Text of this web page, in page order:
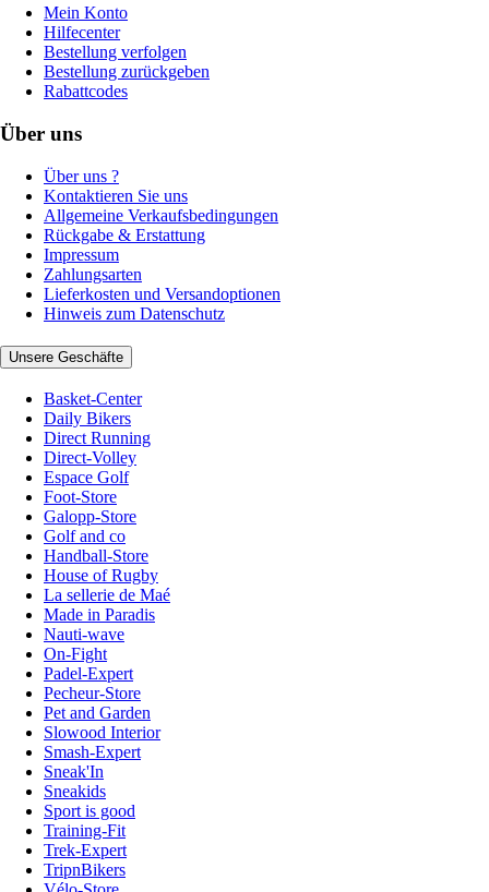
Mein Konto
Hilfecenter
Bestellung verfolgen
Bestellung zurückgeben
Rabattcodes
Über uns
Über uns ?
Kontaktieren Sie uns
Allgemeine Verkaufsbedingungen
Rückgabe & Erstattung
Impressum
Zahlungsarten
Lieferkosten und Versandoptionen
Hinweis zum Datenschutz
Unsere Geschäfte
Basket-Center
Daily Bikers
Direct Running
Direct-Volley
Espace Golf
Foot-Store
Galopp-Store
Golf and co
Handball-Store
House of Rugby
La sellerie de Maé
Made in Paradis
Nauti-wave
On-Fight
Padel-Expert
Pecheur-Store
Pet and Garden
Slowood Interior
Smash-Expert
Sneak'In
Sneakids
Sport is good
Training-Fit
Trek-Expert
TripnBikers